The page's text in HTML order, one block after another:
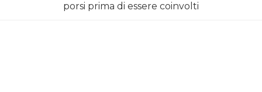
porsi prima di essere coinvolti